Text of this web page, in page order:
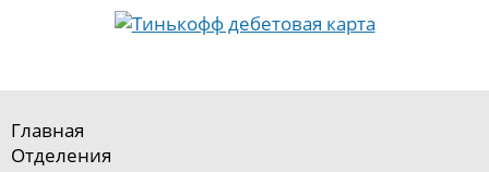
Главная
Отделения